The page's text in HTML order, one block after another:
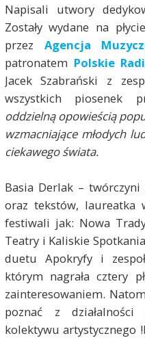
Napisali utwory
Zostały wydane na
przez Agencja
patronatem Polskie
Jacek Szabrański z
wszystkich piosenek
oddzielną opowieścią
wzmacniające młodych
ciekawego świata.
Basia Derlak –
oraz tekstów, laureatka
festiwali jak: Nowa
Teatry i Kaliskie
duetu Apokryfy i
którym nagrała cztery
zainteresowaniem.
poznać z
kolektywu artystycznego